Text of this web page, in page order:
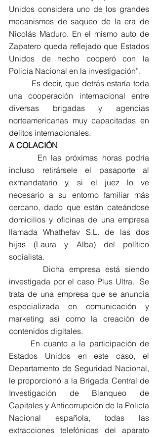
Unidos considera uno de los grandes
mecanismos de saqueo de la era de
Nicolás Maduro. En el mismo auto de
Zapatero queda reflejado que Estados
Unidos de hecho cooperó con la
Policía Nacional en la investigación”.
Es decir, que detrás estaría toda
una cooperación internacional entre
diversas brigadas y agencias
norteamericanas muy capacitadas en
delitos internacionales.
A COLACIÓN
En las próximas horas podría
incluso retirársele el pasaporte al
exmandatario y, si el juez lo ve
necesario a su entorno familiar más
cercano, dado que están cateándose
domicilios y oficinas de una empresa
llamada Whathefav S.L. de las dos
hijas (Laura y Alba) del político
socialista.
Dicha empresa está siendo
investigada por el caso Plus Ultra.  Se
trata de una empresa que se anuncia
especializada en comunicación y
marketing así como la creación de
contenidos digitales.
En cuanto a la participación de
Estados Unidos en este caso, el
Departamento de Seguridad Nacional,
le proporcionó a la Brigada Central de
Investigación de Blanqueo de
Capitales y Anticorrupción de la Policía
Nacional española, todas las
extracciones telefónicas del aparato